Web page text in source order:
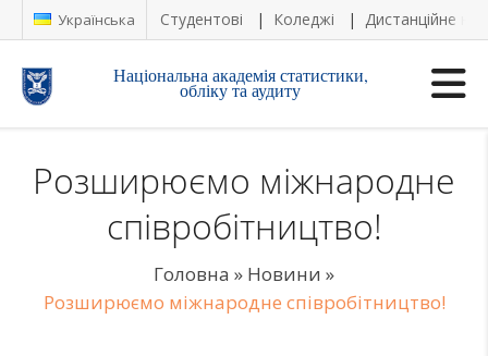
Українська Студентові Коледжі Дистанційне
Національна академія статистики,
обліку та аудиту
Розширюємо міжнародне
співробітництво!
Головна » Новини »
Розширюємо міжнародне співробітництво!